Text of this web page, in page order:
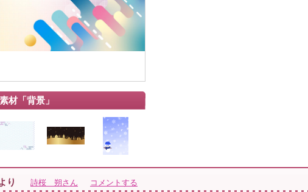
材「背景」
り 詩桜 朔さん コメントする